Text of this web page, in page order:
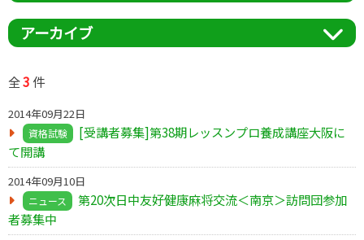
アーカイブ
全3 件
2014年09月22日
資格試験
[受講者募集]第38期レッスンプロ養成講座大阪に
て開講
2014年09月10日
ニュース
第20次日中友好健康麻将交流＜南京＞訪問団参加
者募集中